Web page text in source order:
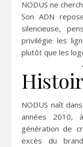
NODUS ne
Son ADN
silencieuse,
privilégie les
plutôt que les
NODUS naît
années 2010,
génération de
excès du